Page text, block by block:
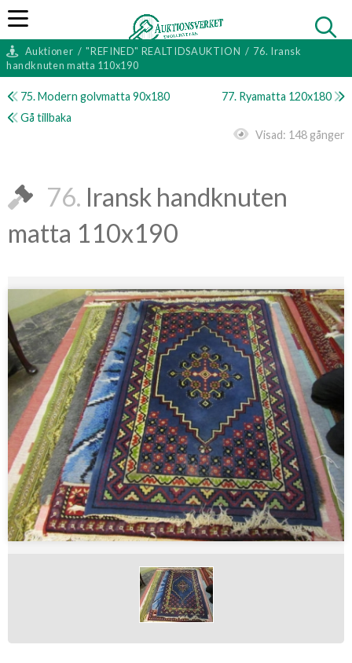
Auktioner / "REFINED" REALTIDSAUKTION / 76. Iransk
handknuten matta 110x190
75. Modern golvmatta 90x180
77. Ryamatta 120x180
Gå tillbaka
Visad: 148 gånger
76. Iransk handknuten
matta 110x190